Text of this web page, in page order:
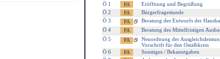
Ö 1
Eröffnung und Begrüßung
Ö 2
Bürgerfragestunde
Ö 3
Beratung des Entwurfs der
Ö 4
Beratung des Mittelfristigen
Ö 5
Neuordnung der
Vorschrift für den Ostalbkreis
Ö 6
Sonstiges / Bekanntgaben